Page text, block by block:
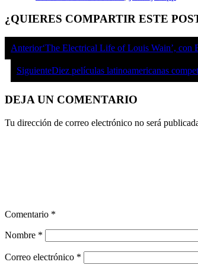
¿QUIERES COMPARTIR ESTE
Anterior‘The Electrical Life of Louis Wain’, con
SiguienteDiez películas latinoamericanas
DEJA UN COMENTARIO
Tu dirección de correo electrónico no será
Comentario *
Nombre *
Correo electrónico *